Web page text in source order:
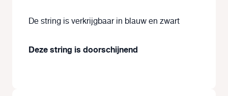
De string is verkrijgbaar in blauw en zwart
Deze string is doorschijnend